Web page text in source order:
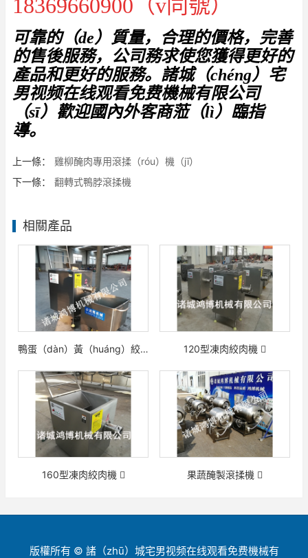
18369660900（v同號）
可靠的（de）質量，合理的價格，完善
的售後服務，公司務求使您獲得更好的
產品和更好的服務。諸城（chéng）宅
男视频在线观看免费機械有限公司
（sī）歡迎國內外客商蒞（lì）臨指
導。
上一條：
雞柳醃肉專用滾揉（róu）機（jī）
下一條：
翻轉式鴨脖滾揉機
相關產品
鴨蛋（dàn）黃（huáng）絞肉機 120型凍肉絞肉機
160型凍肉絞肉機 果蔬醃製滾揉機
版權所有 © 諸（zhū）城宅男视频在线观看免费機械有